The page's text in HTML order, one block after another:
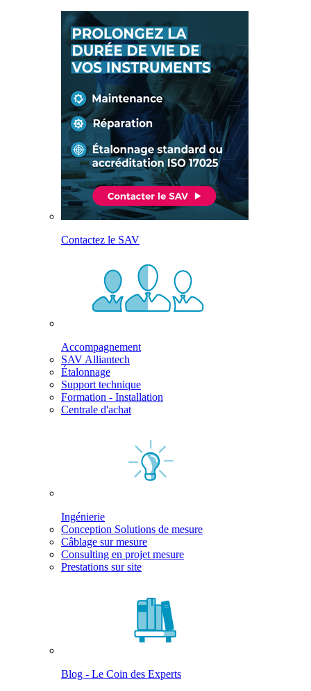
Contactez le SAV
Accompagnement
SAV Alliantech
Étalonnage
Support technique
Formation - Installation
Centrale d'achat
Ingénierie
Conception Solutions de mesure
Câblage sur mesure
Consulting en projet mesure
Prestations sur site
Blog - Le Coin des Experts